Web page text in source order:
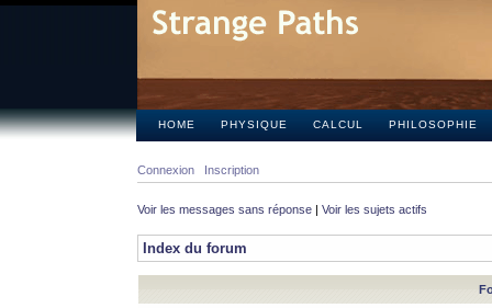
HOME PHYSIQUE CALCUL PHILOSOPHIE
Connexion Inscription
Voir les messages sans réponse | Voir les sujets actifs
Index du forum